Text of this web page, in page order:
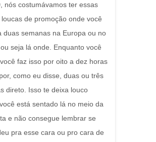
nós costumávamos ter essas
de promoção onde você
duas semanas na Europa ou no
seja lá onde. Enquanto você
faz isso por oito a dez horas
como eu disse, duas ou três
direto. Isso te deixa louco
está sentado lá no meio da
e não consegue lembrar se
pra esse cara ou pro cara de